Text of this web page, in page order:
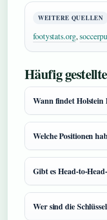
WEITERE QUELLEN
footystats.org,
Häufig
Wann findet Holstein
Welche Positionen
Gibt es Head-to-
Wer sind die